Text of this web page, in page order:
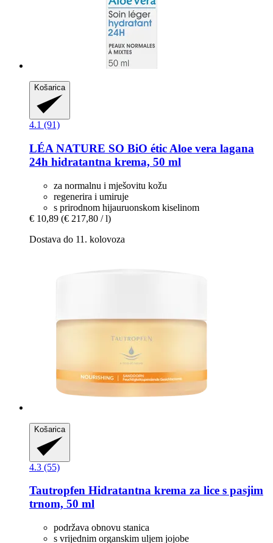
Košarica
4.1 (91)
LÉA NATURE SO BiO étic Aloe vera lagana
24h hidratantna krema, 50 ml
za normalnu i mješovitu kožu
regenerira i umiruje
s prirodnom hijauruonskom kiselinom
€ 10,89 (€ 217,80 / l)
Dostava do 11. kolovoza
Košarica
4.3 (55)
Tautropfen Hidratantna krema za lice s pasjim
trnom, 50 ml
podržava obnovu stanica
s vrijednim organskim uljem jojobe